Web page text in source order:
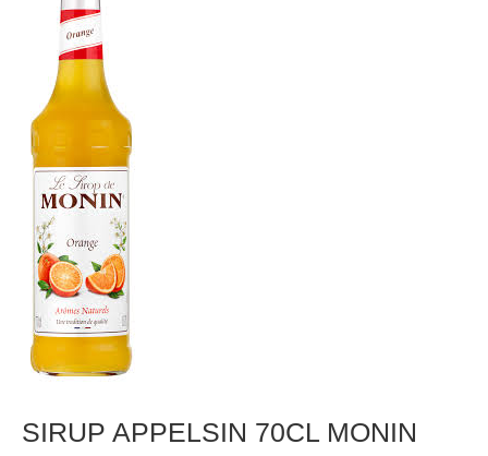
SIRUP APPELSIN 70CL MONIN